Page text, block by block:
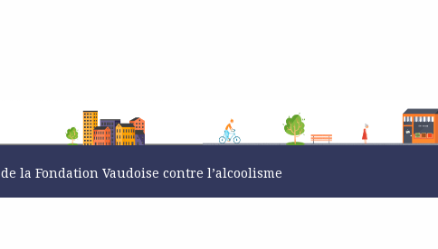
la Fondation Vaudoise contre l’alcoolisme